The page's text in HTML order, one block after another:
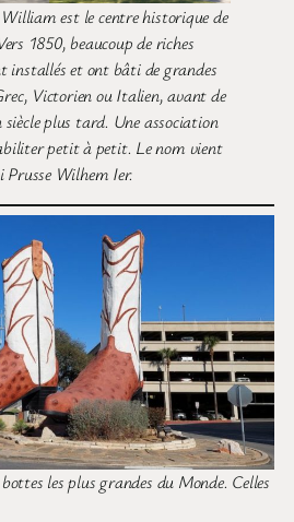
est le centre historique de
1850, beaucoup de riches
installés et ont bâti de grandes
Victorien ou Italien, avant de
siècle plus tard. Une association
petit à petit. Le nom vient
Prusse Wilhem Ier.
bottes les plus grandes du Monde. Celles